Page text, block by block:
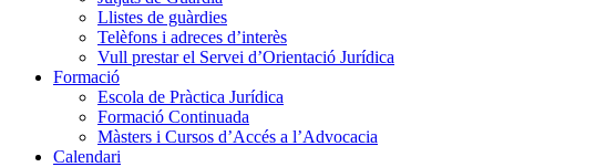
Llistes de guàrdies
Telèfons i adreces d’interès
Vull prestar el Servei d’Orientació Jurídica
Formació
Escola de Pràctica Jurídica
Formació Continuada
Màsters i Cursos d’Accés a l’Advocacia
Calendari